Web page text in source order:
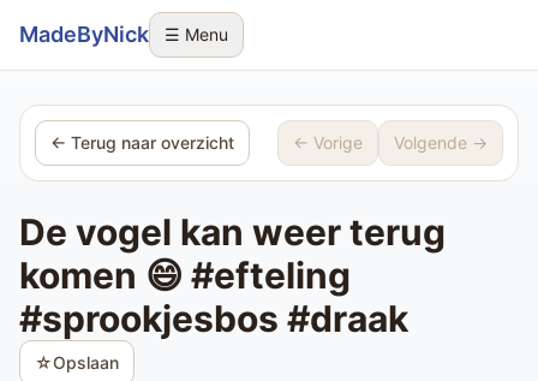
Sla navigatie over
MadeByNick ☰ Menu
← Terug naar overzicht ← Vorige Volgende →
De vogel kan weer terug
komen 😄 #efteling
#sprookjesbos #draak
☆Opslaan